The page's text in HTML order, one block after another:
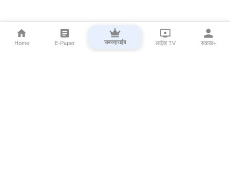
Home E-Paper सबस्क्राईब लाईव्ह TV सकाळ+